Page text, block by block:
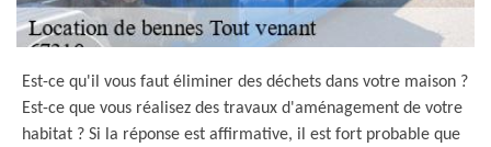
Est-ce qu'il vous faut éliminer des déchets dans votre maison ?
Est-ce que vous réalisez des travaux d'aménagement de votre
habitat ? Si la réponse est affirmative, il est fort probable que